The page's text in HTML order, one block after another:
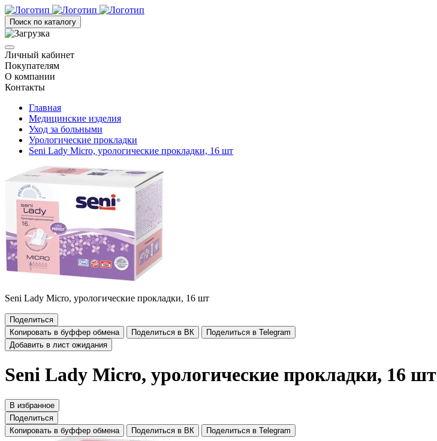
Поиск по каталогу
Личный кабинет
Покупателям
О компании
Контакты
Главная
Медицинские изделия
Уход за больными
Урологические прокладки
Seni Lady Micro, урологические прокладки, 16 шт
Seni Lady Micro, урологические прокладки, 16 шт
Поделиться
Копировать в буффер обмена
Поделиться в ВК
Поделиться в Telegram
Добавить в лист ожидания
Seni Lady Micro, урологические прокладки, 16 шт
В избранное
Поделиться
Копировать в буффер обмена
Поделиться в ВК Поделиться в Telegram